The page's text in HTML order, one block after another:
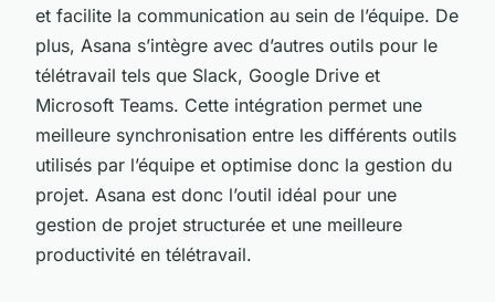
et facilite la communication au sein de l’équipe. De
plus, Asana s’intègre avec d’autres outils pour le
télétravail tels que Slack, Google Drive et
Microsoft Teams. Cette intégration permet une
meilleure synchronisation entre les différents outils
utilisés par l’équipe et optimise donc la gestion du
projet. Asana est donc l’outil idéal pour une
gestion de projet structurée et une meilleure
productivité en télétravail.